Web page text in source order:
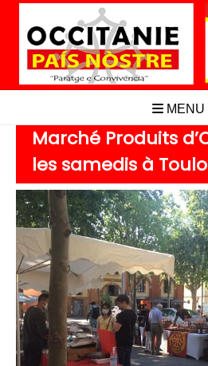
Aller
contenu
MENU
Marché Produits
les samedis à